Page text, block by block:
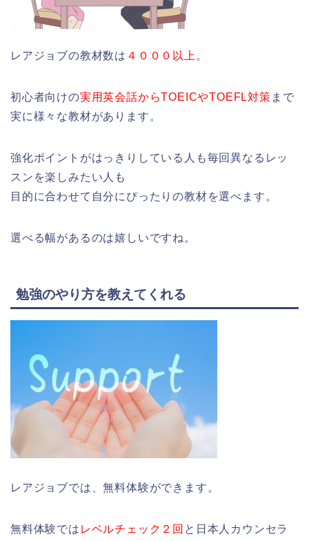
レアジョブの教材数は ４０００以上 。
初心者向けの実用英会話からTOEICやTOEFL対策 まで
実に様々な教材があります。
強化ポイントがはっきりしている人も毎回異なるレッ
スンを楽しみたい人も
目的に合わせて自分にぴったりの教材を選べます。
選べる幅があるのは嬉しいですね。
勉強のやり方を教えてくれる
レアジョブでは、無料体験ができます。
無料体験では レベルチェック２回 と日本人カウンセラ